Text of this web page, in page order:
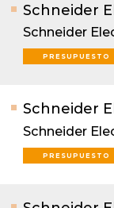
Schneider
Schneider
PRESUPUESTO
Schneider
Schneider
PRESUPUESTO